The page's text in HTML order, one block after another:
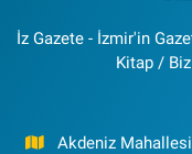
İz Gazete - İzmir'in
Kitap /
Akdeniz